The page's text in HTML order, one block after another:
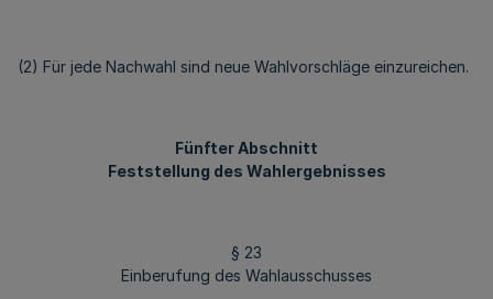
(2) Für jede Nachwahl sind neue Wahlvorschläge einzureichen.
Fünfter Abschnitt
Feststellung des Wahlergebnisses
§ 23
Einberufung des Wahlausschusses